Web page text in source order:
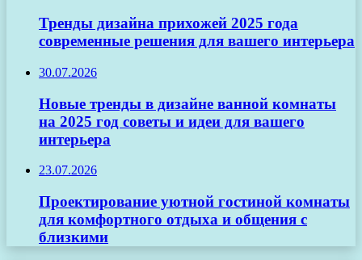
Тренды дизайна прихожей 2025 года
современные решения для вашего интерьера
30.07.2026
Новые тренды в дизайне ванной комнаты
на 2025 год советы и идеи для вашего
интерьера
23.07.2026
Проектирование уютной гостиной комнаты
для комфортного отдыха и общения с
близкими